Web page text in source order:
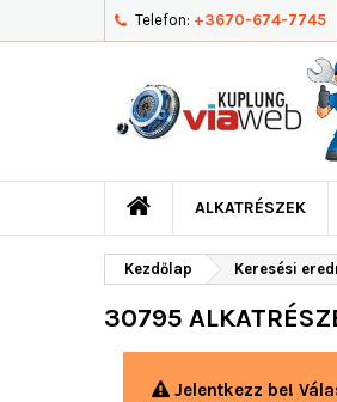
Telefon: +3670-674-7745
ALKATRÉSZEK
Kezdőlap Keresési
30795
Jelentkezz be!